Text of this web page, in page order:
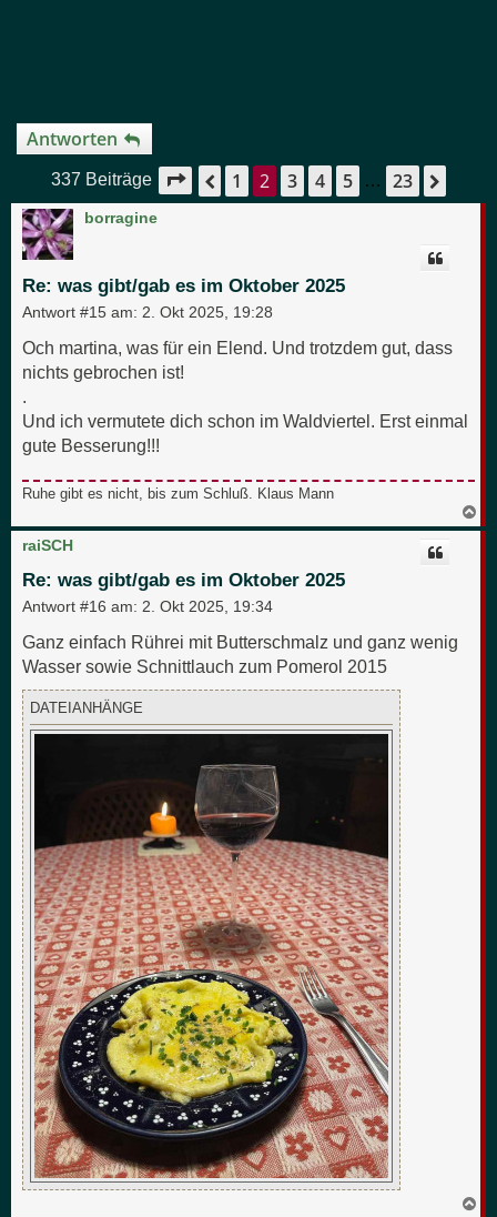
Antworten
337 Beiträge Seite 2 von 23
Vorherige
1 2 3 4 5 … 23
borragine
Re: was gibt/gab es im Oktober 2025
Antwort #15 am: 2. Okt 2025, 19:28
Och martina, was für ein Elend. Und trotzdem gut, dass
nichts gebrochen ist!
.
Und ich vermutete dich schon im Waldviertel. Erst einmal
gute Besserung!!!
Ruhe gibt es nicht, bis zum Schluß. Klaus Mann
a
raiSCH
Re: was gibt/gab es im Oktober 2025
Antwort #16 am: 2. Okt 2025, 19:34
Ganz einfach Rührei mit Butterschmalz und ganz wenig
Wasser sowie Schnittlauch zum Pomerol 2015
DATEIANHÄNGE